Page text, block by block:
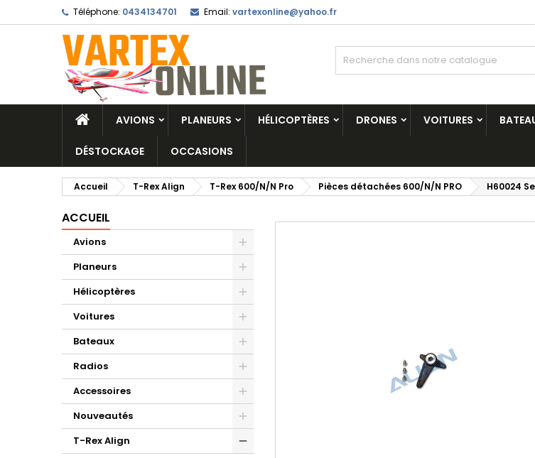
Téléphone: 0434134701 Email: vartexonline@yahoo.fr
AVIONS PLANEURS HÉLICOPTÈRES DRONES VOITURES
DÉSTOCKAGE OCCASIONS
Accueil T-Rex Align T-Rex 600/N/N Pro Pièces détachées 600/N/N PRO H60024
ACCUEIL
Avions
Planeurs
Hélicoptères
Voitures
Bateaux
Radios
Accessoires
Nouveautés
T-Rex Align